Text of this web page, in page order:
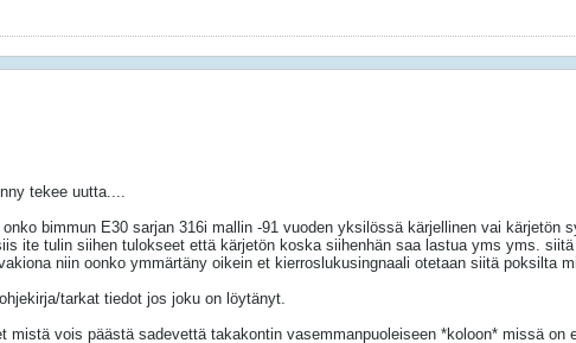
tekee uutta....
bimmun E30 sarjan 316i mallin -91 vuoden yksilössä kärjellinen vai
ite tulin siihen tulokseet että kärjetön koska siihenhän saa lastua yms yms.
niin oonko ymmärtäny oikein et kierroslukusingnaali otetaan siitä poksilta
tarkat tiedot jos joku on löytänyt.
mistä vois päästä sadevettä takakontin vasemmanpuoleiseen *koloon* missä on